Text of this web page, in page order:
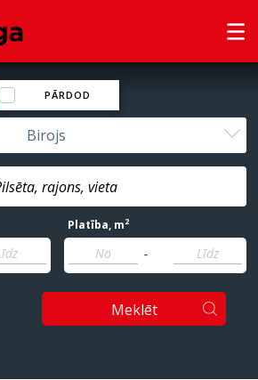
PĀRDOD
Birojs
Platība, m2
-
Meklēt